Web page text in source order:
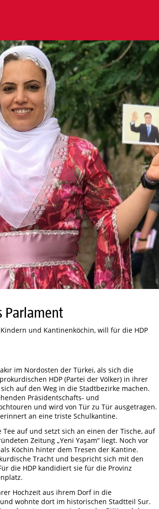
Parlament
und Kantinenköchin, will für die HDP
im Nordosten der Türkei, als sich die
HDP (Partei der Völker) in ihrer
auf den Weg in die Stadtbezirke machen.
Präsidentschafts- und
und wird von Tür zu Tür ausgetragen.
an eine triste Schulkantine.
Tee auf und setzt sich an einen der Tische, auf
Zeitung „Yeni Yaşam“ liegt. Noch vor
Köchin hinter dem Tresen der Kantine.
Tracht und bespricht sich mit den
die HDP kandidiert sie für die Provinz
Hochzeit aus ihrem Dorf in die
wohnte dort im historischen Stadtteil Sur.